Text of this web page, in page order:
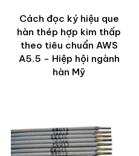
Cách đọc ký hiệu que
hàn thép hợp kim thấp
theo tiêu chuẩn AWS
A5.5 - Hiệp hội ngành
hàn Mỹ